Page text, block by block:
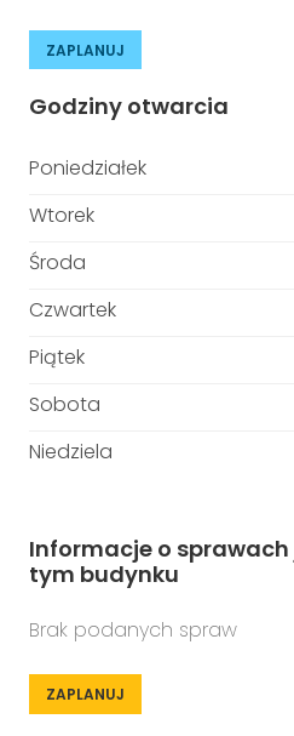
ZAPLANUJ
Godziny otwarcia
Poniedziałek
Wtorek
Środa
Czwartek
Piątek
Sobota
Niedziela
Informacje o sprawach
tym budynku
Brak podanych spraw
ZAPLANUJ